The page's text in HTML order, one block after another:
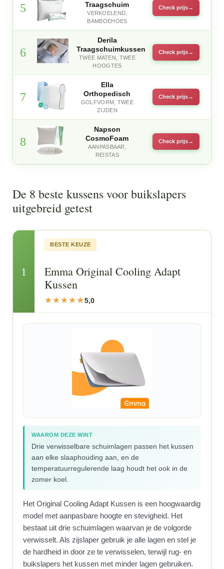
5
Traagschuim
VERKOELEND,
BAMBOEHOES
Check prijs
6
Derila
Traagschuimkussen
TWEE MATEN, TWEE
HOOGTES
Check prijs
7
Ella
Orthopedisch
GOLFVORM, TWEE
ZIJDEN
Check prijs
8
Napson
CosmoFoam
AANPASBAAR,
REISTAS
Check prijs
De 8 beste kussens voor buikslapers
uitgebreid getest
1
BESTE KEUZE
Emma Original Cooling Adapt
Kussen
5,0
WAAROM DEZE WINT
Drie verwisselbare schuimlagen passen het kussen
aan elke slaaphouding aan, en de
temperatuurregulerende laag houdt het ook in de
zomer koel.
Het Original Cooling Adapt Kussen is een hoogwaardig
model met aanpasbare hoogte en stevigheid. Het
bestaat uit drie schuimlagen waarvan je de volgorde
verwisselt. Als zijslaper gebruik je alle lagen en stel je
de hardheid in door ze te verwisselen, terwijl rug- en
buikslapers het kussen met minder lagen gebruiken.